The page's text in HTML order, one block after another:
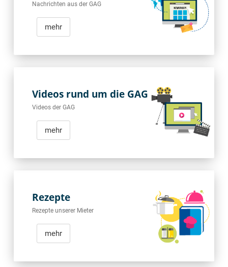
Nachrichten aus der GAG
mehr
Videos rund um die GAG
Videos der GAG
mehr
Rezepte
Rezepte unserer Mieter
mehr